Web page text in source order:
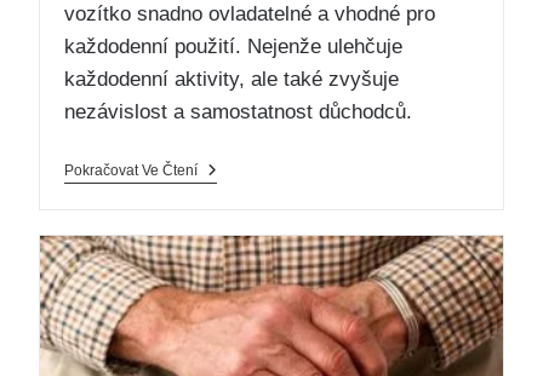
vozítko snadno ovladatelné a vhodné pro
každodenní použití. Nejenže ulehčuje
každodenní aktivity, ale také zvyšuje
nezávislost a samostatnost důchodců.
Pokračovat Ve Čtení